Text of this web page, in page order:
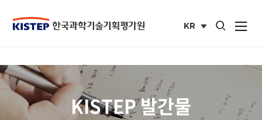
KR
통합검색 열기
사이트맵
KISTEP 발간물